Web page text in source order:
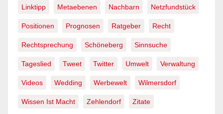
Linktipp Metaebenen Nachbarn Netzfundstück
Positionen Prognosen Ratgeber Recht
Rechtsprechung Schöneberg Sinnsuche
Tageslied Tweet Twitter Umwelt Verwaltung
Videos Wedding Werbewelt Wilmersdorf
Wissen Ist Macht Zehlendorf Zitate